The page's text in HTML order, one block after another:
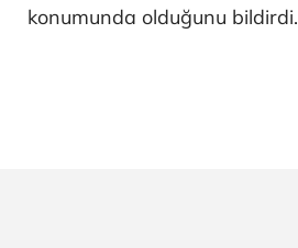
konumunda olduğunu bildirdi.